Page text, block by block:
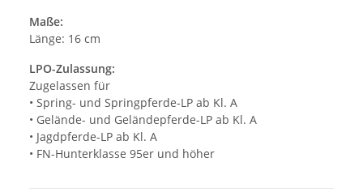
Maße:
Länge: 16 cm
LPO-Zulassung:
Zugelassen für
• Spring- und Springpferde-LP ab Kl. A
• Gelände- und Geländepferde-LP ab Kl. A
• Jagdpferde-LP ab Kl. A
• FN-Hunterklasse 95er und höher